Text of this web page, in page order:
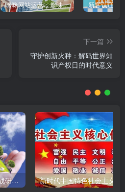
咪咪网站运营：趣味性悄悄飘起的成功风头 新客认证优
下一篇
守护创新火种：解码世界知
识产权日的时代意义
全球环境保护的现状与挑战研究报告 新时代中国特色社会主义